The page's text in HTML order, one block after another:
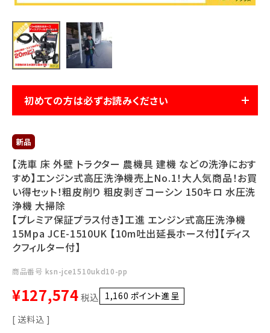
メールでのお問い合わせ
info@agriz.net
FAXでのご注文
0739-72-453224時間受付
初めての方は必ずお読みください
【洗車 床 外壁 トラクター 農機具 建機 などの洗浄におす
すめ】エンジン式高圧洗浄機売上No.1！大人気商品！お買
い得セット！粗皮削り 粗皮剥ぎ コーシン 150キロ 水圧洗
浄機 大掃除
【プレミア保証プラス付き】工進 エンジン式高圧洗浄機
15Mpa JCE-1510UK 【10m吐出延長ホース付】【ディス
クフィルター付】
商品番号 ksn-jce1510ukd10-pp
¥127,574税込 1,160 ポイント進呈 ]
送料込